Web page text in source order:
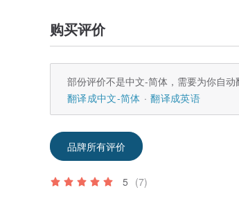
购买评价
部份评价不是中文-简体，需要为你自动
翻译成中文-简体
翻译成英语
品牌所有评价
5 (7)